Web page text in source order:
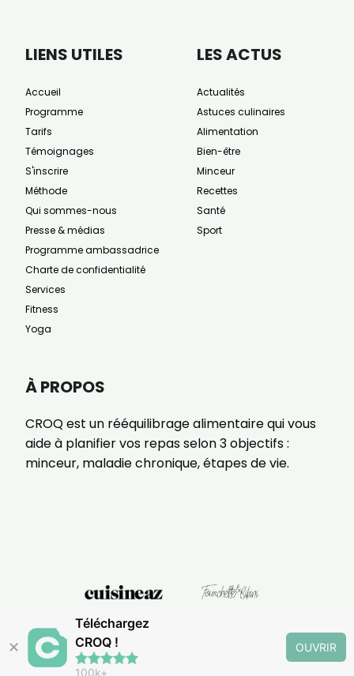
À PROPOS
CROQ est un rééquilibrage alimentaire qui vous
aide à planifier vos repas selon 3 objectifs :
minceur, maladie chronique, étapes de vie.
LIENS UTILES
Accueil
Programme
Tarifs
Témoignages
S'inscrire
Méthode
Qui sommes-nous
Presse & médias
Programme ambassadrice
Charte de confidentialité
Services
Fitness
Yoga
LES ACTUS
Actualités
Astuces culinaires
Alimentation
Bien-être
Minceur
Recettes
Santé
Sport
✕
Téléchargez
CROQ !
100k+
OUVRIR